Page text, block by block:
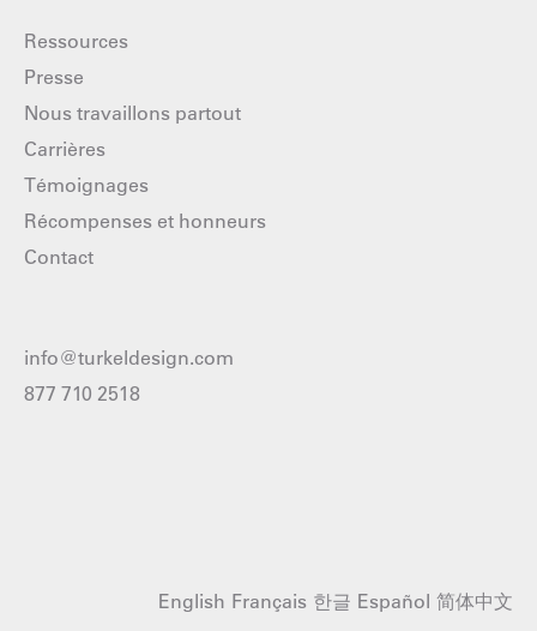
Ressources
Presse
Nous travaillons partout
Carrières
Témoignages
Récompenses et honneurs
Contact
info@turkeldesign.com
877 710 2518
English Français 한글 Español 简体中文